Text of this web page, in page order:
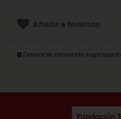
Añadir a favoritos
Denunciar contenido inapropiado